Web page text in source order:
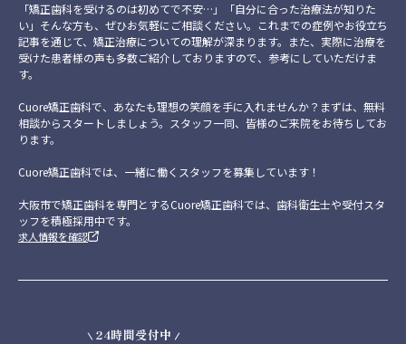
「矯正歯科を受けるのは初めてで不安…」「自分に合った治療法が知りた
い」そんな方も、ぜひお気軽にご相談ください。これまでの症例やお役立ち
記事を通じて、矯正治療についての理解が深まります。また、実際に治療を
受けた患者様の声も多数ご紹介しておりますので、参考にしていただけま
す。
Cuore矯正歯科で、あなたも理想の笑顔を手に入れませんか？まずは、無料
相談からスタートしましょう。スタッフ一同、皆様のご来院をお待ちしてお
ります。
Cuore矯正歯科では、一緒に働くスタッフを募集しています！
大阪市で矯正歯科を専門とするCuore矯正歯科では、歯科衛生士や受付スタ
ッフを積極採用中です。
求人情報を確認
24時間受付中